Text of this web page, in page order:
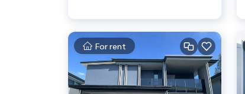
For rent